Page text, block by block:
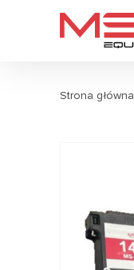
Strona główna